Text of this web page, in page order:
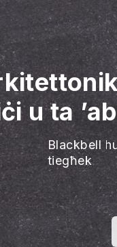
u ta
Blackbell
tiegħek